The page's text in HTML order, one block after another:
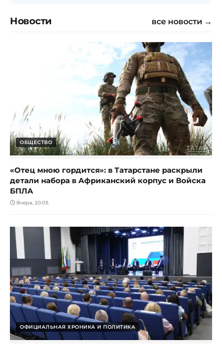
Новости все новости →
ОБЩЕСТВО
«Отец мною гордится»: в Татарстане раскрыли
детали набора в Африканский корпус и Войска
БПЛА
Вчера, 20:05
ОФИЦИАЛЬНАЯ ХРОНИКА И ПОЛИТИКА